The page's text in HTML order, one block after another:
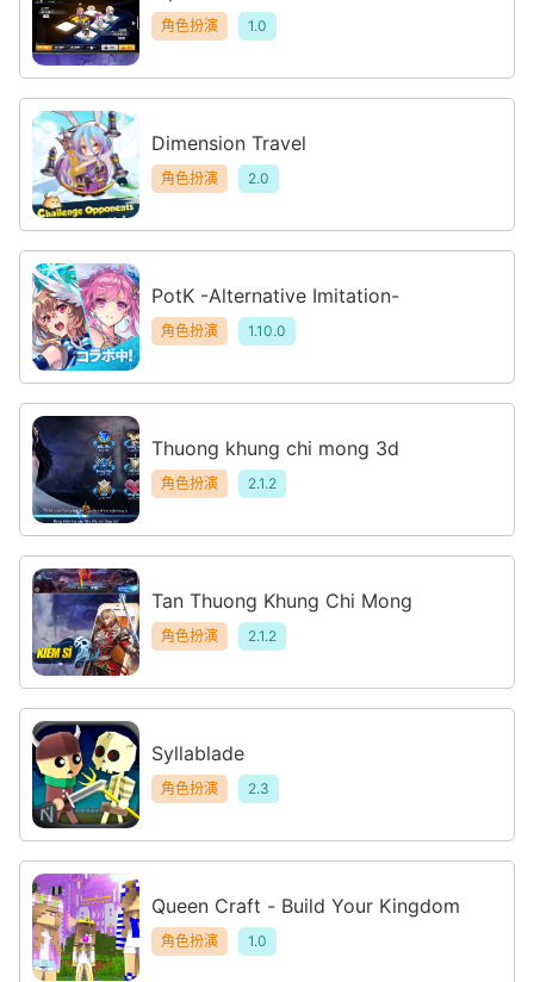
角色扮演 1.0
Dimension Travel
角色扮演 2.0
PotK -Alternative Imitation-
角色扮演 1.10.0
Thuong khung chi mong 3d
角色扮演 2.1.2
Tan Thuong Khung Chi Mong
角色扮演 2.1.2
Syllablade
角色扮演 2.3
Queen Craft - Build Your Kingdom
角色扮演 1.0